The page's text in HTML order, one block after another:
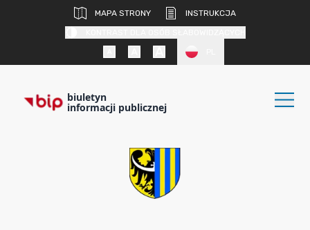
MAPA STRONY
INSTRUKCJA
biuletyn
informacji publicznej